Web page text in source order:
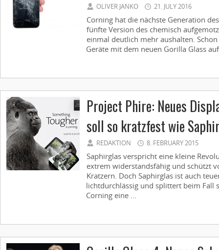
OLIVER JANKO 21. JULY 2016
Corning hat die nächste Generation
fünfte Version des chemisch
einmal deutlich mehr aushalten.
Geräte mit dem neuen Gorilla Glass
Project Phire: Neues
soll so kratzfest wie
REDAKTION 8. FEBRUARY 2015
Saphirglas verspricht eine kleine
extrem widerstandsfähig und schützt
Kratzern. Doch Saphirglas ist auch
lichtdurchlässig und splittert beim Fall
Corning eine ...